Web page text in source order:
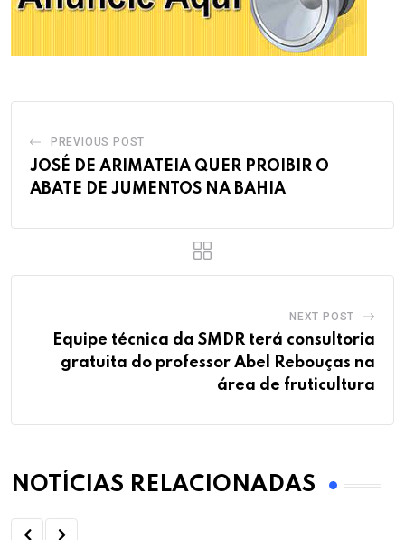
PREVIOUS POST
JOSÉ DE ARIMATEIA QUER PROIBIR O
ABATE DE JUMENTOS NA BAHIA
NEXT POST
Equipe técnica da SMDR terá consultoria
gratuita do professor Abel Rebouças na
área de fruticultura
NOTÍCIAS RELACIONADAS